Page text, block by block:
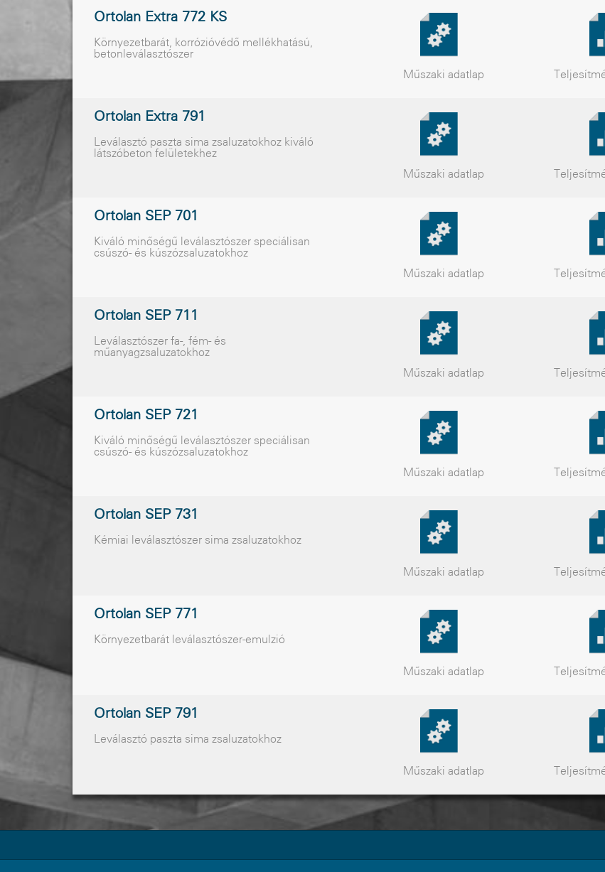
Ortolan Extra 772 KS
Környezetbarát, korrózióvédõ mellékhatású,
betonleválasztószer
Műszaki adatlap
Ortolan Extra 791
Leválasztó paszta sima zsaluzatokhoz kiváló
látszóbeton felületekhez
Műszaki adatlap
Ortolan SEP 701
Kiváló minõségû leválasztószer speciálisan
csúszó- és kúszózsaluzatokhoz
Műszaki adatlap
Ortolan SEP 711
Leválasztószer fa-, fém- és
mûanyagzsaluzatokhoz
Műszaki adatlap
Ortolan SEP 721
Kiváló minõségû leválasztószer speciálisan
csúszó- és kúszózsaluzatokhoz
Műszaki adatlap
Ortolan SEP 731
Kémiai leválasztószer sima zsaluzatokhoz
Műszaki adatlap
Ortolan SEP 771
Környezetbarát leválasztószer-emulzió
Műszaki adatlap
Ortolan SEP 791
Leválasztó paszta sima zsaluzatokhoz
Műszaki adatlap